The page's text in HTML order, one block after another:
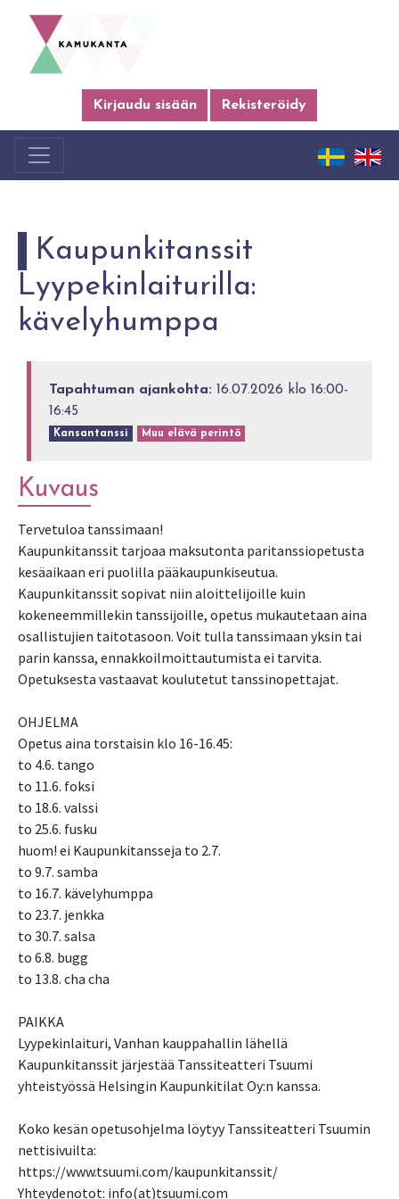
Kirjaudu sisään Rekisteröidy
Kaupunkitanssit
Lyypekinlaiturilla:
kävelyhumppa
Tapahtuman ajankohta: 16.07.2026 klo 16:00-
16:45
Kansantanssi Muu elävä perintö
Kuvaus
Tervetuloa tanssimaan!
Kaupunkitanssit tarjoaa maksutonta paritanssiopetusta
kesäaikaan eri puolilla pääkaupunkiseutua.
Kaupunkitanssit sopivat niin aloittelijoille kuin
kokeneemmillekin tanssijoille, opetus mukautetaan aina
osallistujien taitotasoon. Voit tulla tanssimaan yksin tai
parin kanssa, ennakkoilmoittautumista ei tarvita.
Opetuksesta vastaavat koulutetut tanssinopettajat.
OHJELMA
Opetus aina torstaisin klo 16-16.45:
to 4.6. tango
to 11.6. foksi
to 18.6. valssi
to 25.6. fusku
huom! ei Kaupunkitansseja to 2.7.
to 9.7. samba
to 16.7. kävelyhumppa
to 23.7. jenkka
to 30.7. salsa
to 6.8. bugg
to 13.8. cha cha
PAIKKA
Lyypekinlaituri, Vanhan kauppahallin lähellä
Kaupunkitanssit järjestää Tanssiteatteri Tsuumi
yhteistyössä Helsingin Kaupunkitilat Oy:n kanssa.
Koko kesän opetusohjelma löytyy Tanssiteatteri Tsuumin
nettisivuilta:
https://www.tsuumi.com/kaupunkitanssit/
Yhteydenotot: info(at)tsuumi.com